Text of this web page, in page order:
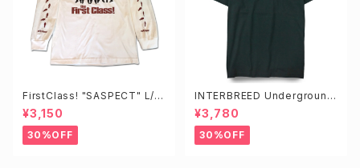
FirstClass! "SASPECT" L/S
TEE
¥3,150
30%OFF
INTERBREED Underground
SS Tee
¥3,780
30%OFF